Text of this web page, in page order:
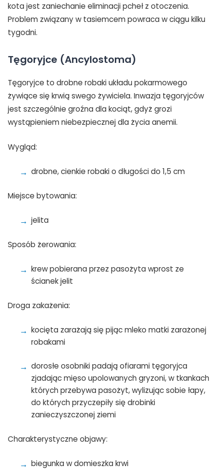
kota jest zaniechanie eliminacji pcheł z otoczenia.
Problem związany w tasiemcem powraca w ciągu kilku
tygodni.
Tęgoryjce (Ancylostoma)
Tęgoryjce to drobne robaki układu pokarmowego
żywiące się krwią swego żywiciela. Inwazja tęgoryjców
jest szczególnie groźna dla kociąt, gdyż grozi
wystąpieniem niebezpiecznej dla życia anemii.
Wygląd:
drobne, cienkie robaki o długości do 1,5 cm
Miejsce bytowania:
jelita
Sposób żerowania:
krew pobierana przez pasożyta wprost ze
ścianek jelit
Droga zakażenia:
kocięta zarażają się pijąc mleko matki zarażonej
robakami
dorosłe osobniki padają ofiarami tęgoryjca
zjadając mięso upolowanych gryzoni, w tkankach
których przebywa pasożyt, wylizując sobie łapy,
do których przyczepiły się drobinki
zanieczyszczonej ziemi
Charakterystyczne objawy:
biegunka w domieszka krwi